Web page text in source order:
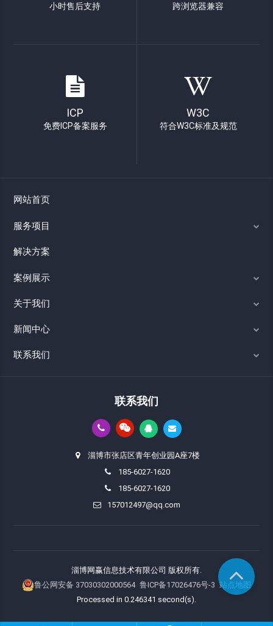
小时售后支持 跨浏览器兼容
ICP
免费ICP备案服务
W3C
符合W3C标准及规范
网站首页
服务项目
解决方案
案例展示
关于我们
新闻中心
联系我们
联系我们
淄博市张店区青年创业园A座7楼
185-6027-1620
185-6027-1620
157012497@qq.com
淄博网赢信息技术有限公司 版权所有.
鲁公网安备 37030302000564 鲁ICP备17026476号-3 站点地图
Processed in 0.246341 second(s).